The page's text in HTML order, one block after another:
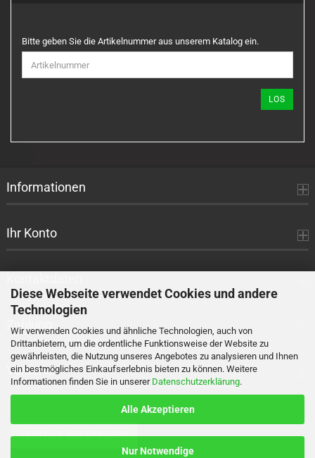
Diese Webseite verwendet Cookies und andere
Technologien
Wir verwenden Cookies und ähnliche Technologien, auch von
Drittanbietern, um die ordentliche Funktionsweise der Website zu
gewährleisten, die Nutzung unseres Angebotes zu analysieren und Ihnen
ein bestmögliches Einkaufserlebnis bieten zu können. Weitere
Informationen finden Sie in unserer Datenschutzerklärung.
Alle Akzeptieren
Nur Notwendige
BITTE
GEBEN
SIE
DIE
EIN.
Bitte geben Sie die Artikelnummer aus unserem Katalog ein.
LOS
Informationen
Ihr Konto
Zahlung
Versand
VERTRAG WIDERRUFEN